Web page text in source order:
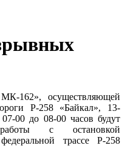
162», осуществляющей
Р-258 «Байкал», 13-
00 до 08-00 часов будут
с остановкой
трассе Р-258